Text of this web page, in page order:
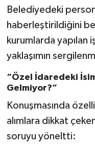
Belediyedeki
haberleştirildiğini
kurumlarda yapılan
yaklaşımın
“Özel İdaredeki
Gelmiyor?”
Konuşmasında
alımlara dikkat
soruyu yöneltti: